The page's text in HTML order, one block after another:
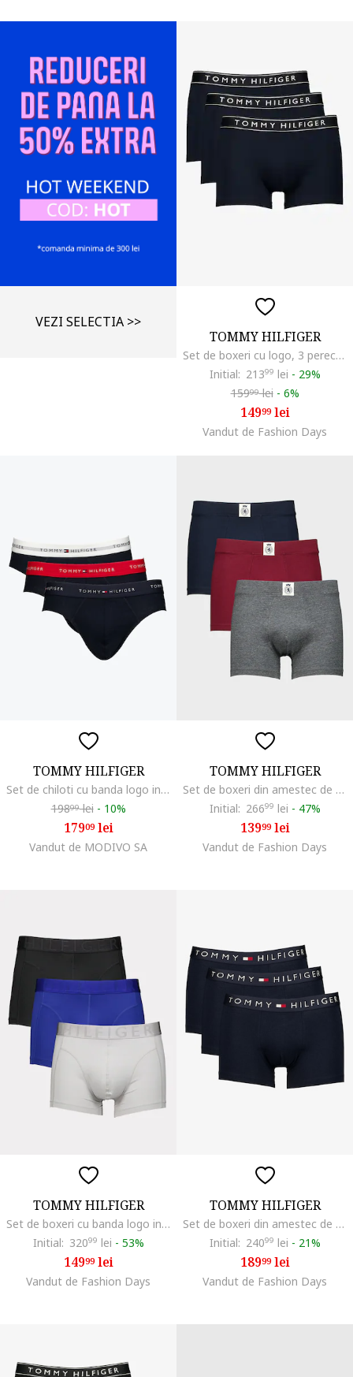
VEZI SELECTIA >>
TOMMY HILFIGER
Set de boxeri cu logo, 3 perechi, Albastru ultramarin
Initial: 21399 lei - 29%
15999lei - 6%
14999lei
Vandut de Fashion Days
TOMMY HILFIGER
Set de chiloti cu banda logo in talie - 3 piese, Albastru ultramarin
19899lei - 10%
17909lei
Vandut de MODIVO SA
TOMMY HILFIGER
Set de boxeri din amestec de bumbac - 3 perechi, Visiniu/Albastru ultramarin/Gri inchis melange
Initial: 26699 lei - 47%
13999lei
Vandut de Fashion Days
TOMMY HILFIGER
Set de boxeri cu banda logo in talie - 3 perechi, Negru/Verde pal/Albastru royal
Initial: 32099 lei - 53%
14999lei
Vandut de Fashion Days
TOMMY HILFIGER
Set de boxeri din amestec de bumbac cu logo - 3 perechi, Albastru ultramarin
Initial: 24099 lei - 21%
18999lei
Vandut de Fashion Days